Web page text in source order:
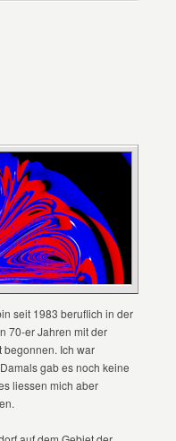
seit 1983 beruflich in der
70-er Jahren mit der
begonnen. Ich war
gab es noch keine
liessen mich aber